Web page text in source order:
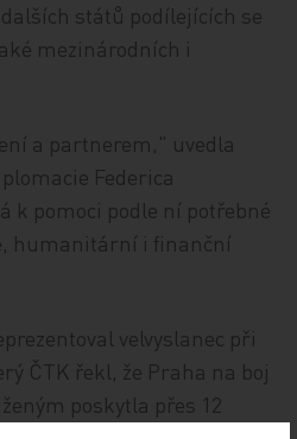
států podílejících se
mezinárodních i
a partnerem," uvedla
Federica
k pomoci podle ní potřebné
humanitární i finanční
velvyslanec při
ČTK řekl, že Praha na boj
poskytla přes 12